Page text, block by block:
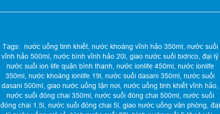
Tags: nước uống tinh khiết, nước khoáng vĩnh hảo 350ml, nước suối
vĩnh hảo 500ml, nước bình vĩnh hảo 20l, giao nước suối bidrico, đại lý
nước suối ion life quận bình thạnh, nước ionlife 450ml, nước ionlife
350ml, nước khoáng ionlife 19l, nước suối dasani 350ml, nước suối
dasani 500ml, giao nước uống tận nơi, nước uống tinh khiết vĩnh hảo,
nước suối đóng chai 350ml, nước suối đóng chai 500ml, nước suối
đóng chai 1.5l, nước suối đóng chai 5l, giao nước uống văn phòng, đại